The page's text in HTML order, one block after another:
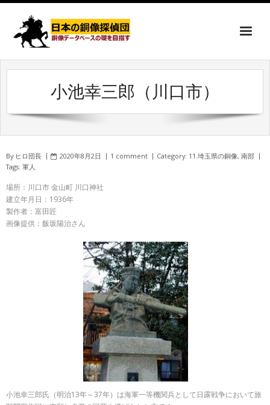
小池幸三郎（川口市）
By ヒロ団長 2020年8月2日 1 comment Category: 11.埼玉県の銅像, 南部
Tags: 軍人
場所：川口市 金山町 川口神社
建立年月日：1936年
製作者：富田匠
画像提供：飯坂陽治さん
小池幸三郎氏（明治13年～37年）は海軍一等機関兵として日露戦争において旅